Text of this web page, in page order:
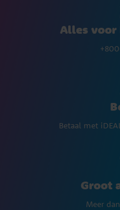
Alles
Betaal met
Groot
Meer